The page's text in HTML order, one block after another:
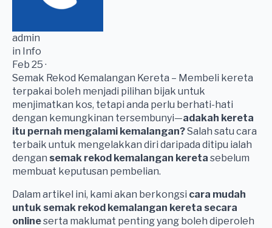
admin
in Info
Feb 25 ·
Semak Rekod Kemalangan Kereta – Membeli kereta
terpakai boleh menjadi pilihan bijak untuk
menjimatkan kos, tetapi anda perlu berhati-hati
dengan kemungkinan tersembunyi—adakah kereta
itu pernah mengalami kemalangan?Salah satu cara
terbaik untuk mengelakkan diri daripada ditipu ialah
dengan semak rekod kemalangan kereta sebelum
membuat keputusan pembelian.
Dalam artikel ini, kami akan berkongsi cara mudah
untuk semak rekod kemalangan kereta secara
onlineserta maklumat penting yang boleh diperoleh